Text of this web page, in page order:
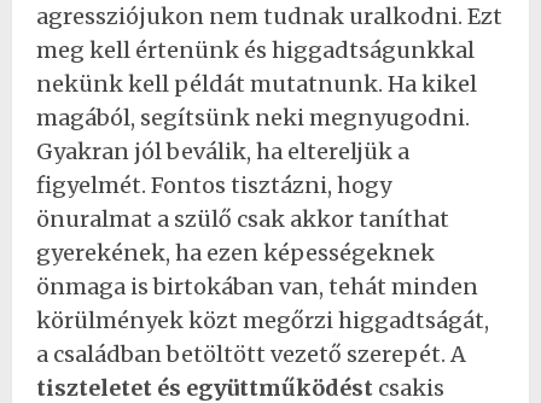
agressziójukon nem tudnak uralkodni. Ezt
meg kell értenünk és higgadtságunkkal
nekünk kell példát mutatnunk. Ha kikel
magából, segítsünk neki megnyugodni.
Gyakran jól beválik, ha eltereljük a
figyelmét. Fontos tisztázni, hogy
önuralmat a szülő csak akkor taníthat
gyerekének, ha ezen képességeknek
önmaga is birtokában van, tehát minden
körülmények közt megőrzi higgadtságát,
a családban betöltött vezető szerepét. A
tiszteletet és együttműködést csakis